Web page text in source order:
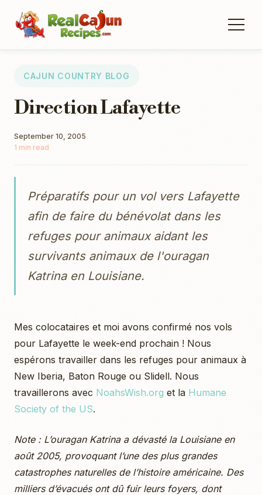
CAJUN COUNTRY BLOG
Direction Lafayette
September 10, 2005
1 min read
Préparatifs pour un vol vers Lafayette
afin de faire du bénévolat dans les
refuges pour animaux aidant les
survivants animaux de l'ouragan
Katrina en Louisiane.
Mes colocataires et moi avons confirmé nos vols
pour Lafayette le week-end prochain ! Nous
espérons travailler dans les refuges pour animaux à
New Iberia, Baton Rouge ou Slidell. Nous
travaillerons avec NoahsWish.org et la Humane
Society of the US.
Note : L’ouragan Katrina a dévasté la Louisiane en
août 2005, provoquant l’une des plus grandes
catastrophes naturelles de l’histoire américaine. Des
milliers d’évacués ont dû fuir leurs foyers, dont